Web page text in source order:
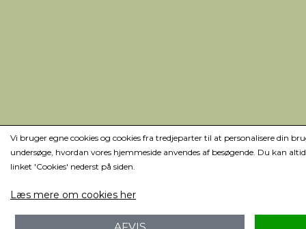
Vi bruger egne cookies og cookies fra tredjeparter til at personalisere din
undersøge, hvordan vores hjemmeside anvendes af besøgende. Du kan
linket 'Cookies' nederst på siden.
Læs mere om cookies her